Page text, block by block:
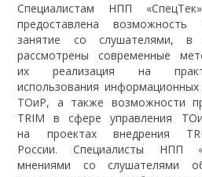
Специалистам НПП
предоставлена возможность
занятие со слушателями,
рассмотрены современные
их реализация на
использования
ТОиР, а также возможности
TRIM в сфере управления
на проектах внедрения
России. Специалисты НПП
мнениями со слушателями